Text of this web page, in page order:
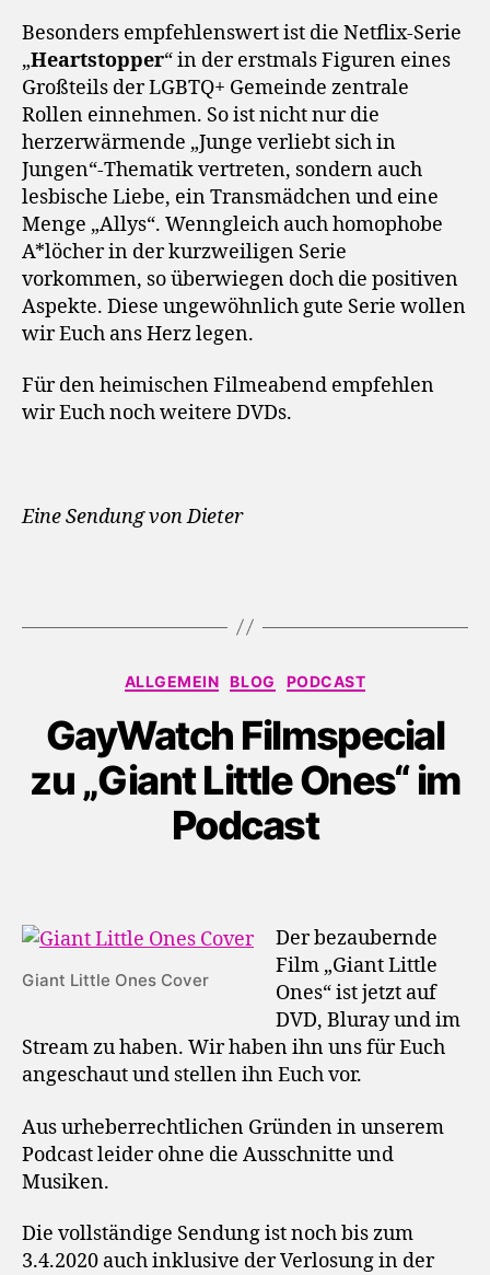
Besonders empfehlenswert ist die Netflix-Serie
„Heartstopper“ in der erstmals Figuren eines
Großteils der LGBTQ+ Gemeinde zentrale
Rollen einnehmen. So ist nicht nur die
herzerwärmende „Junge verliebt sich in
Jungen“-Thematik vertreten, sondern auch
lesbische Liebe, ein Transmädchen und eine
Menge „Allys“. Wenngleich auch homophobe
A*löcher in der kurzweiligen Serie
vorkommen, so überwiegen doch die positiven
Aspekte. Diese ungewöhnlich gute Serie wollen
wir Euch ans Herz legen.
Für den heimischen Filmeabend empfehlen
wir Euch noch weitere DVDs.
Eine Sendung von Dieter
Kategorien
ALLGEMEIN BLOG PODCAST
GayWatch Filmspecial
zu „Giant Little Ones“ im
Podcast
Giant Little Ones Cover
Der bezaubernde
Film „Giant Little
Ones“ ist jetzt auf
DVD, Bluray und im
Stream zu haben. Wir haben ihn uns für Euch
angeschaut und stellen ihn Euch vor.
Aus urheberrechtlichen Gründen in unserem
Podcast leider ohne die Ausschnitte und
Musiken.
Die vollständige Sendung ist noch bis zum
3.4.2020 auch inklusive der Verlosung in der